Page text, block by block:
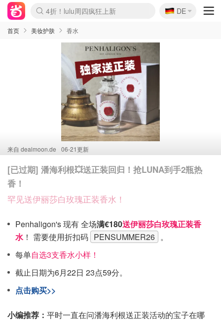
Boticinal 夏促开抢！
4折！lulu周四疯狂上新
还没结束！&OtherStories大促
Joybuy变相75折 随时失效
速领！Stanley独家85折
疑似霸哥！Camper额外叠85折
Zalando 奥莱闪促！每日更新
Moncler反季囤！5折起+叠9折
Coach Brooklyn仅€192
🇩🇪
DE
首页 美妆护肤 香水
来自 dealmoon.de 06-21更新
[已过期] 潘海利根💥送正装回归！抢LUNA到手2瓶热
香！
罕见送伊丽莎白玫瑰正装香水！
Penhaligon's 现有 全场满€180送伊丽莎白玫瑰正装香
水！ 需要使用折扣码 PENSUMMER26 。
每单自选3支香水小样！
截止日期为6月22日 23点59分。
点击购买>>
小编推荐： 平时一直在问潘海利根送正装活动的宝子在哪